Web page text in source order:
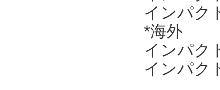
インパク
*海外
インパク
インパク